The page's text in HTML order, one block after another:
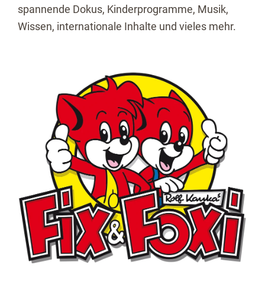
spannende Dokus, Kinderprogramme, Musik,
Wissen, internationale Inhalte und vieles mehr.